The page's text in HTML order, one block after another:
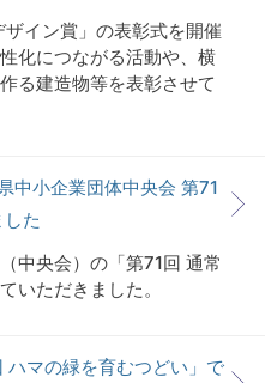
ザイン賞」の表彰式を開催
化につながる活動や、横
る建造物等を表彰させて
中小企業団体中央会 第71
た
中央会）の「第71回 通常
いただきました。
マの緑を育むつどい」で